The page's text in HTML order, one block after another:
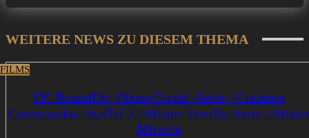
WEITERE NEWS ZU DIESEM THEMA
DC RoundUp: Olsen/Grodd -Serie / Creature
Commandos: Staffel 2 / Mister Terrific-Serie /
Miracle